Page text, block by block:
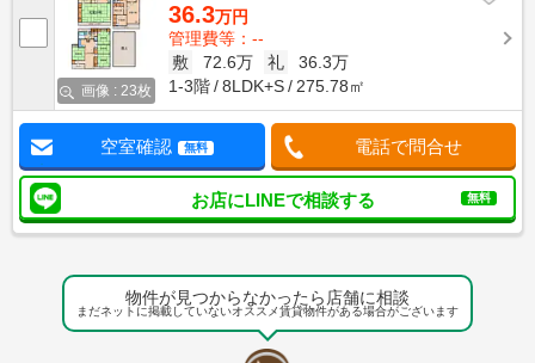
画像 : 23枚
36.3万円
管理費等：--
敷
72.6万 礼
36.3万
1-3階
8LDK+S 275.78㎡
空室確認 無料 電話で問合せ
お店にLINEで相談する 無料
物件が見つからなかったら店舗に相談
まだネットに掲載していないオススメ賃貸物件がある場合がございます